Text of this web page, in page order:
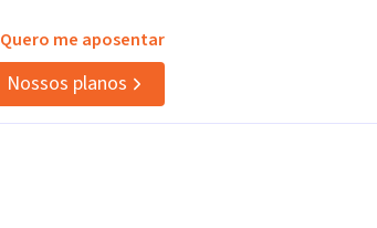
Quero me aposentar
Nossos planos